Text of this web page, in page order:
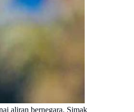
aliran bernegara. Simak